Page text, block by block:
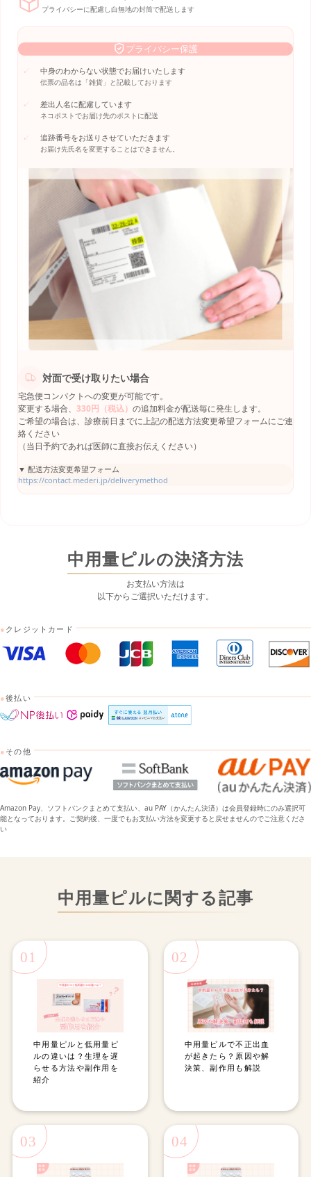
プライバシーに配慮し白無地の封筒で配送します
プライバシー保護
中身のわからない状態でお届けいたします
伝票の品名は「雑貨」と記載しております
差出人名に配慮しています
ネコポストでお届け先のポストに配送
追跡番号をお送りさせていただきます
お届け先氏名を変更することはできません。
対面で受け取りたい場合
宅急便コンパクトへの変更が可能です。
変更する場合、 330円（税込） の追加料金が配送毎に発生します。
ご希望の場合は、診療前日までに上記の配送方法変更希望フォームにご連
絡ください
（当日予約であれば医師に直接お伝えください）
▼ 配送方法変更希望フォーム
https://contact.mederi.jp/deliverymethod
中用量ピルの決済方法
お支払い方法は
以下からご選択いただけます。
● クレジットカード
●後払い
● その他
Amazon Pay、ソフトバンクまとめて支払い、au PAY（かんたん決済）は会員登録時にのみ選択可
能となっております。ご契約後、一度でもお支払い方法を変更すると戻せませんのでご注意くださ
い
中用量ピルに関する記事
01
中用量ピルと低用量ピ
ルの違いは？生理を遅
らせる方法や副作用を
紹介
02
中用量ピルで不正出血
が起きたら？原因や解
決策、副作用も解説
03 04